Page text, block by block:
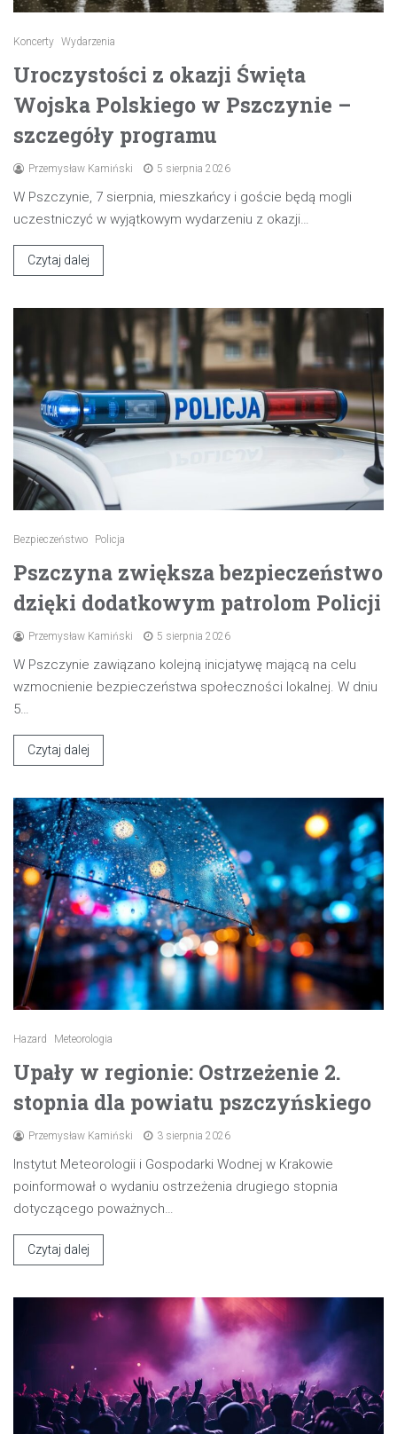
Koncerty Wydarzenia
Uroczystości z okazji Święta
Wojska Polskiego w Pszczynie –
szczegóły programu
Przemysław Kamiński 5 sierpnia 2026
W Pszczynie, 7 sierpnia, mieszkańcy i goście będą mogli
uczestniczyć w wyjątkowym wydarzeniu z okazji…
Czytaj dalej
Bezpieczeństwo Policja
Pszczyna zwiększa bezpieczeństwo
dzięki dodatkowym patrolom Policji
Przemysław Kamiński 5 sierpnia 2026
W Pszczynie zawiązano kolejną inicjatywę mającą na celu
wzmocnienie bezpieczeństwa społeczności lokalnej. W dniu
5…
Czytaj dalej
Hazard Meteorologia
Upały w regionie: Ostrzeżenie 2.
stopnia dla powiatu pszczyńskiego
Przemysław Kamiński 3 sierpnia 2026
Instytut Meteorologii i Gospodarki Wodnej w Krakowie
poinformował o wydaniu ostrzeżenia drugiego stopnia
dotyczącego poważnych…
Czytaj dalej